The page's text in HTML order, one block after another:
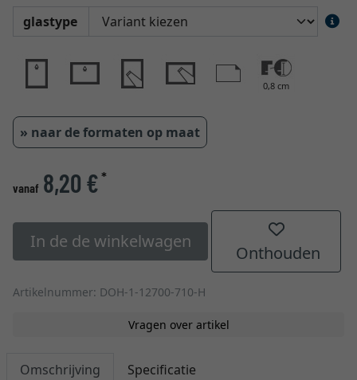
glastype
0,8 cm
» naar de formaten op maat
vanaf 8,20 €*
In de de winkelwagen
Onthouden
Artikelnummer: DOH-1-12700-710-H
Vragen over artikel
Omschrijving Specificatie